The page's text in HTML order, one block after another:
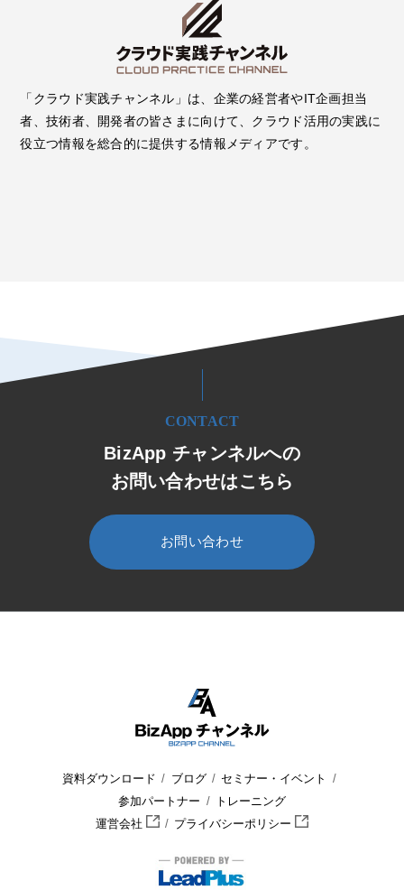
「クラウド実践チャンネル」は、企業の経営者やIT企画担当
者、技術者、開発者の皆さまに向けて、クラウド活用の実践に
役立つ情報を総合的に提供する情報メディアです。
CONTACT
BizApp チャンネルへの
お問い合わせはこちら
お問い合わせ
資料ダウンロード ブログ
セミナー・イベント
参加パートナー
トレーニング
運営会社
プライバシーポリシー